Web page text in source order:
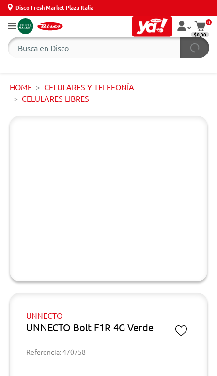
Disco Fresh Market Plaza Italia
0
$0,00
HOME
CELULARES Y TELEFONÍA
CELULARES LIBRES
UNNECTO
UNNECTO Bolt F1R 4G Verde
Referencia: 470758